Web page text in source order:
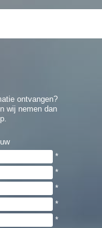
ontvangen?
wij nemen dan
*
*
*
*
*